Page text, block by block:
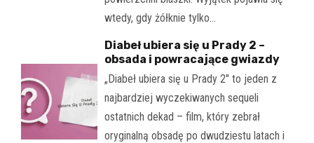
wtedy, gdy żółknie tylko…
Diabeł ubiera się u Prady 2 –
obsada i powracające gwiazdy
„Diabeł ubiera się u Prady 2" to jeden z
najbardziej wyczekiwanych sequeli
ostatnich dekad – film, który zebrał
oryginalną obsadę po dwudziestu latach i